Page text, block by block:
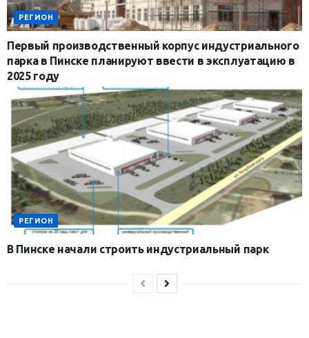
РЕГИОН
Первый производственный корпус индустриального
парка в Пинске планируют ввести в эксплуатацию в
2025 году
РЕГИОН
В Пинске начали строить индустриальный парк